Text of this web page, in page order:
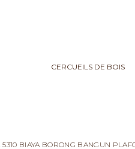
CERCUEILS DE BOIS
BIAYA BORONG BANGUN